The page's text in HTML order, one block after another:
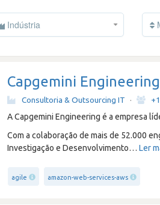
Indústria
Capgemini Engineering
Consultoria & Outsourcing IT ·
A Capgemini Engineering é a empresa
Com a colaboração de mais de 52.000
Investigação e Desenvolvimento…Ler
agile amazon-web-services-aws